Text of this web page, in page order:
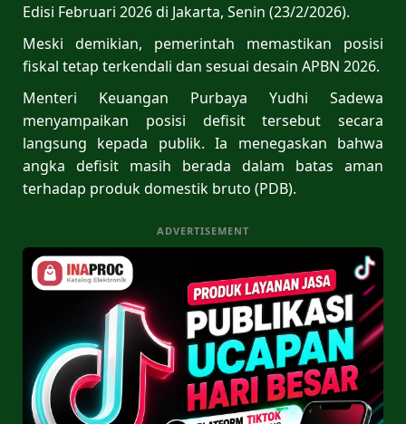
Edisi Februari 2026 di Jakarta, Senin (23/2/2026).
Meski demikian, pemerintah memastikan posisi
fiskal tetap terkendali dan sesuai desain APBN 2026.
Menteri Keuangan Purbaya Yudhi Sadewa
menyampaikan posisi defisit tersebut secara
langsung kepada publik. Ia menegaskan bahwa
angka defisit masih berada dalam batas aman
terhadap produk domestik bruto (PDB).
ADVERTISEMENT